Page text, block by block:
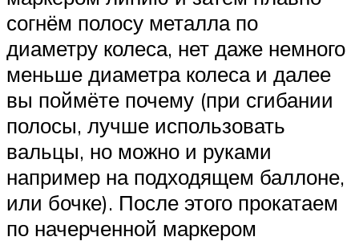
согнём полосу металла по
диаметру колеса, нет даже немного
меньше диаметра колеса и далее
вы поймёте почему (при сгибании
полосы, лучше использовать
вальцы, но можно и руками
например на подходящем баллоне,
или бочке). После этого прокатаем
по начерченной маркером